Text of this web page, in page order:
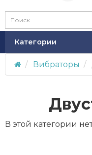
Категории
Вибраторы
В этой категории